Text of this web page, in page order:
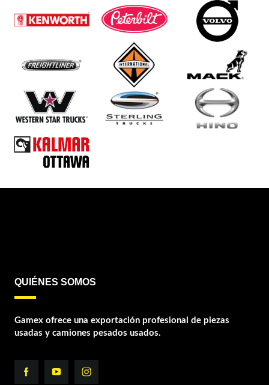
QUIÉNES SOMOS
Gamex ofrece una exportación profesional de piezas
usadas y camiones pesados usados.